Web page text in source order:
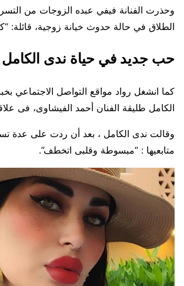
وحذرت الفنانة فيفي عبده الزوجات من
الطلاق في حالة حدوث خيانة زوجية، قائلة:
حب جديد في حياة ندى الكامل
كما انشغل رواد مواقع التواصل الاجتماعي
الكامل طليقة الفنان أحمد الفيشاوى، فى
وقالت ندى الكامل ، بعد أن ردت على عدة
متابعيها : “مبسوطة وقلبى اتخطف”.